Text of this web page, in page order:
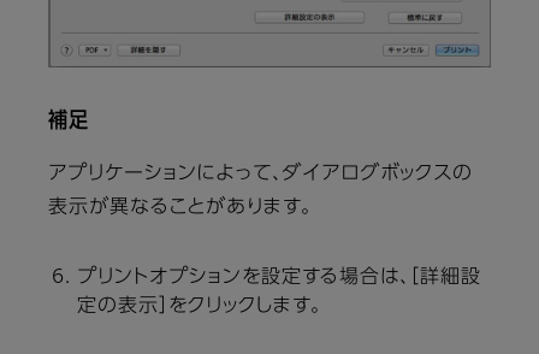
補足
アプリケーションによって、ダイアログボックスの
表示が異なることがあります。
プリントオプションを設定する場合は、［詳細設
定の表示］をクリックします。